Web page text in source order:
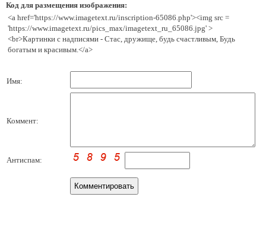
Код для размещения изображения:
<a href='https://www.imagetext.ru/inscription-65086.php'><img src =
'https://www.imagetext.ru/pics_max/imagetext_ru_65086.jpg' >
<br>Картинки с надписями - Стас, дружище, будь счастливым, Будь
богатым и красивым.</a>
Имя:
Коммент:
Антиспам: